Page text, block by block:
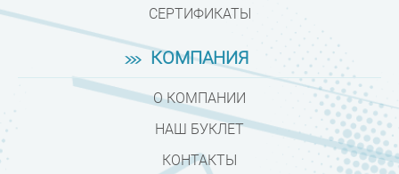
СЕРТИФИКАТЫ
КОМПАНИЯ
О КОМПАНИИ
НАШ БУКЛЕТ
КОНТАКТЫ